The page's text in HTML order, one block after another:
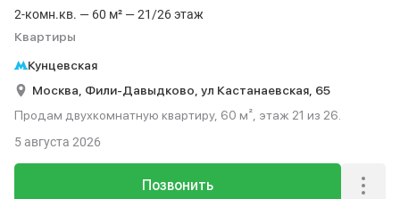
2-комн.кв. — 60 м² — 21/26 этаж
Квартиры
Кунцевская
Москва, Фили-Давыдково, ул Кастанаевская, 65
Продам двухкомнатную квартиру, 60 м², этаж 21 из 26.
Позвонить
5 августа 2026